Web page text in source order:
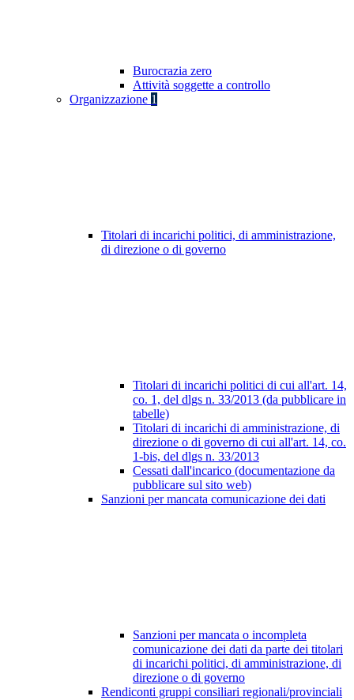
Burocrazia zero
Attività soggette a controllo
Organizzazione 1
Titolari di incarichi politici, di amministrazione,
di direzione o di governo
Titolari di incarichi politici di cui all'art. 14,
co. 1, del dlgs n. 33/2013 (da pubblicare in
tabelle)
Titolari di incarichi di amministrazione, di
direzione o di governo di cui all'art. 14, co.
1-bis, del dlgs n. 33/2013
Cessati dall'incarico (documentazione da
pubblicare sul sito web)
Sanzioni per mancata comunicazione dei dati
Sanzioni per mancata o incompleta
comunicazione dei dati da parte dei titolari
di incarichi politici, di amministrazione, di
direzione o di governo
Rendiconti gruppi consiliari regionali/provinciali